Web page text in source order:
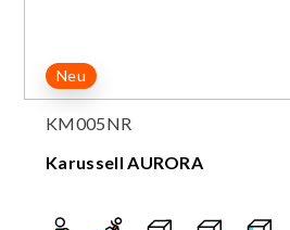
Neu
KM005NR
Karussell AURORA